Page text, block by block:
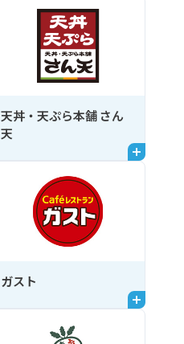
天丼・天ぷら本舗 さん
天
ガスト